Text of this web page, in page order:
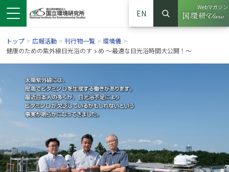
EN
サイト内検索
検索
Webマガジン
（別ウイ
トップ > 広報活動 > 刊行物一覧 > 環境儀 >
健康のための紫外線日光浴のすゝめ ～最適な日光浴時間大公開！～